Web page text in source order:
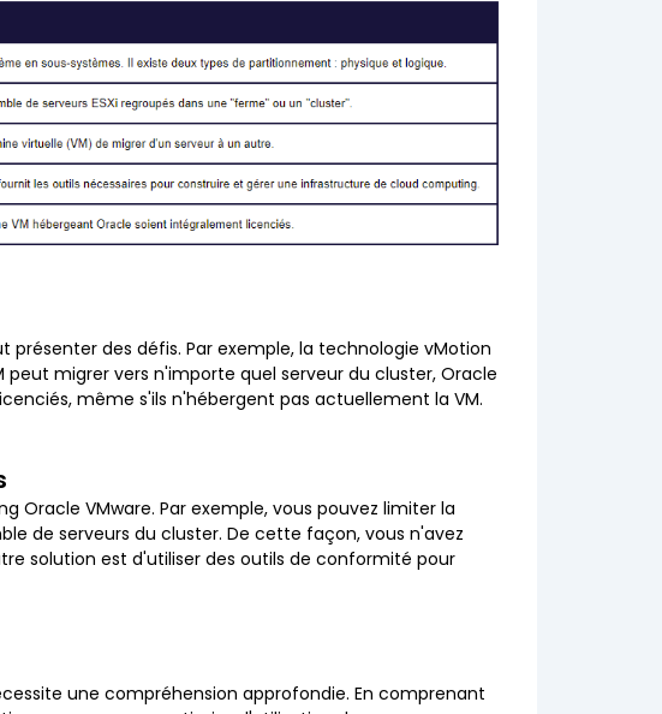
des défis. Par exemple, la technologie vMotion
migrer vers n'importe quel serveur du cluster, Oracle
même s'ils n'hébergent pas actuellement la VM.
Oracle VMware. Par exemple, vous pouvez limiter la
de serveurs du cluster. De cette façon, vous n'avez
solution est d'utiliser des outils de conformité pour
une compréhension approfondie. En comprenant